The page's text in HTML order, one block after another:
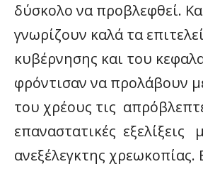
δύσκολο να προβλεφθεί.
γνωρίζουν καλά τα
κυβέρνησης και του
φρόντισαν να προλάβουν
του χρέους τις
επαναστατικές εξελίξεις
ανεξέλεγκτης χρεωκοπίας.